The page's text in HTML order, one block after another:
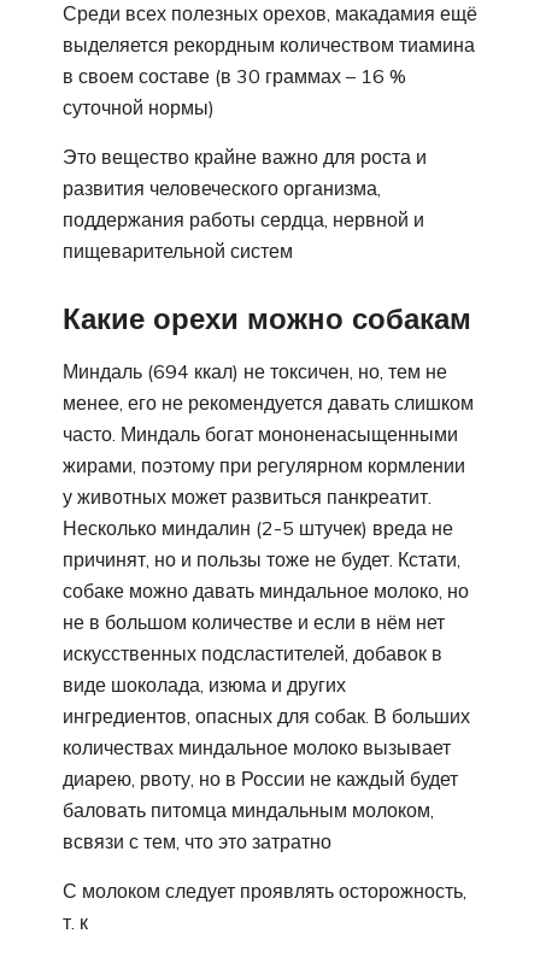
Среди всех полезных орехов, макадамия ещё
выделяется рекордным количеством тиамина
в своем составе (в 30 граммах – 16 %
суточной нормы)
Это вещество крайне важно для роста и
развития человеческого организма,
поддержания работы сердца, нервной и
пищеварительной систем
Какие орехи можно собакам
Миндаль (694 ккал) не токсичен, но, тем не
менее, его не рекомендуется давать слишком
часто. Миндаль богат мононенасыщенными
жирами, поэтому при регулярном кормлении
у животных может развиться панкреатит.
Несколько миндалин (2-5 штучек) вреда не
причинят, но и пользы тоже не будет. Кстати,
собаке можно давать миндальное молоко, но
не в большом количестве и если в нём нет
искусственных подсластителей, добавок в
виде шоколада, изюма и других
ингредиентов, опасных для собак. В больших
количествах миндальное молоко вызывает
диарею, рвоту, но в России не каждый будет
баловать питомца миндальным молоком,
всвязи с тем, что это затратно
С молоком следует проявлять осторожность,
т. к